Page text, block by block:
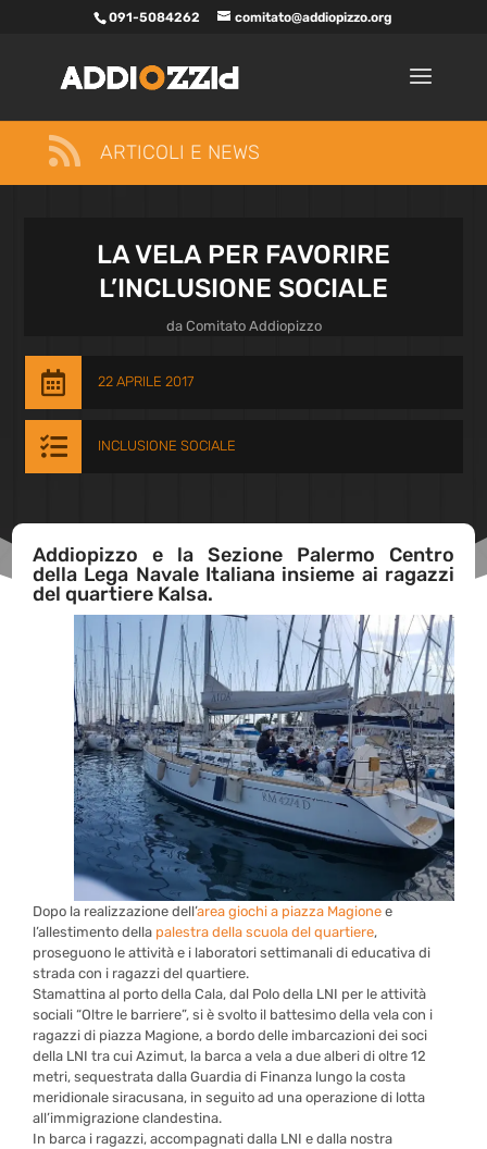
091-5084262 comitato@addiopizzo.org
 ARTICOLI E NEWS
LA VELA PER FAVORIRE
L’INCLUSIONE SOCIALE
da Comitato Addiopizzo
 22 APRILE 2017
 INCLUSIONE SOCIALE
Addiopizzo e la Sezione Palermo Centro
della Lega Navale Italiana insieme ai ragazzi
del quartiere Kalsa.
Dopo la realizzazione dell’area giochi a piazza Magione e
l’allestimento della palestra della scuola del quartiere,
proseguono le attività e i laboratori settimanali di educativa di
strada con i ragazzi del quartiere.
Stamattina al porto della Cala, dal Polo della LNI per le attività
sociali “Oltre le barriere”, si è svolto il battesimo della vela con i
ragazzi di piazza Magione, a bordo delle imbarcazioni dei soci
della LNI tra cui Azimut, la barca a vela a due alberi di oltre 12
metri, sequestrata dalla Guardia di Finanza lungo la costa
meridionale siracusana, in seguito ad una operazione di lotta
all’immigrazione clandestina.
In barca i ragazzi, accompagnati dalla LNI e dalla nostra